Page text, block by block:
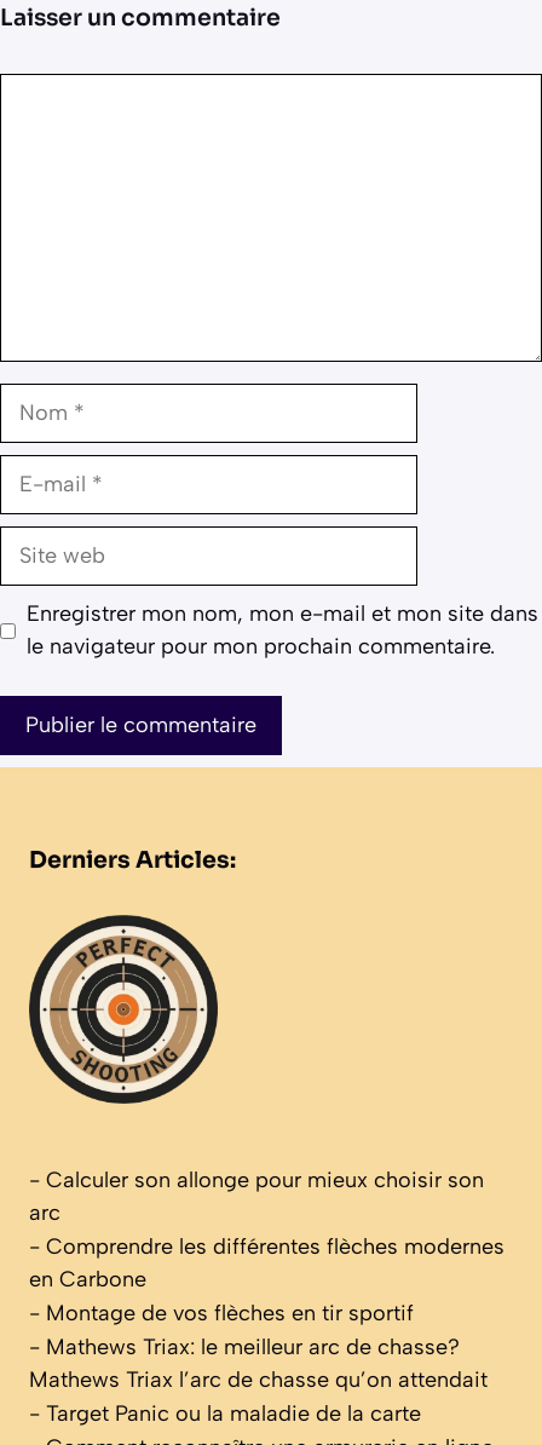
Laisser un commentaire
Nom
E-
Site
Enregistrer mon nom, mon e-mail et mon site dans
le navigateur pour mon prochain commentaire.
Derniers Articles:
- Calculer son allonge pour mieux choisir son
arc
- Comprendre les différentes flèches modernes
en Carbone
- Montage de vos flèches en tir sportif
- Mathews Triax: le meilleur arc de chasse?
Mathews Triax l’arc de chasse qu’on attendait
- Target Panic ou la maladie de la carte